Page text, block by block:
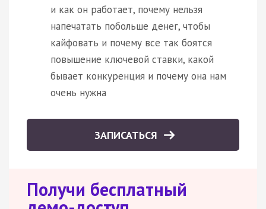
и как он работает, почему нельзя
напечатать побольше денег, чтобы
кайфовать и почему все так боятся
повышение ключевой ставки, какой
бывает конкуренция и почему она нам
очень нужна
ЗАПИСАТЬСЯ
Получи бесплатный